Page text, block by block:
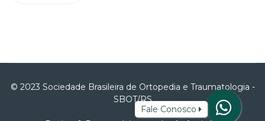
© 2023 Sociedade Brasileira de Ortopedia e Traumatologia -
SBOT/RS
Fale Conosco